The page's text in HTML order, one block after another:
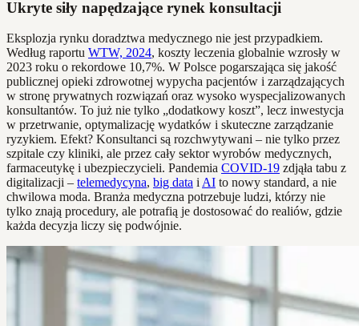
Ukryte siły napędzające rynek konsultacji
Eksplozja rynku doradztwa medycznego nie jest przypadkiem.
Według raportu WTW, 2024, koszty leczenia globalnie wzrosły w
2023 roku o rekordowe 10,7%. W Polsce pogarszająca się jakość
publicznej opieki zdrowotnej wypycha pacjentów i zarządzających
w stronę prywatnych rozwiązań oraz wysoko wyspecjalizowanych
konsultantów. To już nie tylko „dodatkowy koszt”, lecz inwestycja
w przetrwanie, optymalizację wydatków i skuteczne zarządzanie
ryzykiem. Efekt? Konsultanci są rozchwytywani – nie tylko przez
szpitale czy kliniki, ale przez cały sektor wyrobów medycznych,
farmaceutykę i ubezpieczycieli. Pandemia COVID-19 zdjąła tabu z
digitalizacji – telemedycyna, big data i AI to nowy standard, a nie
chwilowa moda. Branża medyczna potrzebuje ludzi, którzy nie
tylko znają procedury, ale potrafią je dostosować do realiów, gdzie
każda decyzja liczy się podwójnie.